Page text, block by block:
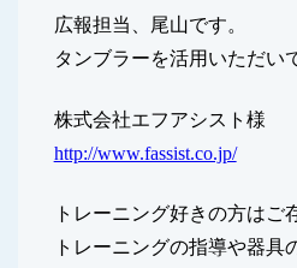
広報担当、尾山です。
タンブラーを活用いただい
株式会社エフアシスト様
http://www.fassist.co.jp/
トレーニング好きの方はご
トレーニングの指導や器